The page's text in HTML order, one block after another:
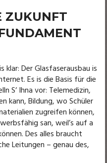
ZUKUNFT
klar: Der Glasfaserausbau is
Es is die Basis für die
S‘ Ihna vor: Telemedizin,
kann, Bildung, wo Schüler
zugreifen können,
san, weil’s auf a
Des alles braucht
Leitungen – genau des,